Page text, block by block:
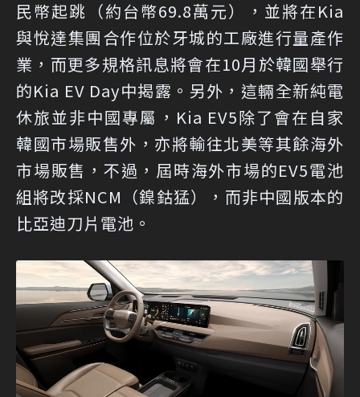
民幣起跳（約台幣69.8萬元），並將在Kia
與悅達集團合作位於牙城的工廠進行量產作
業，而更多規格訊息將會在10月於韓國舉行
的Kia EV Day中揭露。另外，這輛全新純電
休旅並非中國專屬，Kia EV5除了會在自家
韓國市場販售外，亦將輸往北美等其餘海外
市場販售，不過，屆時海外市場的EV5電池
組將改採NCM（鎳鈷猛），而非中國版本的
比亞迪刀片電池。